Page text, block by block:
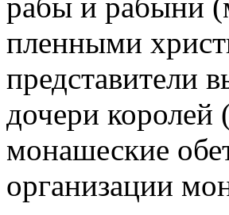
пленными
представители
дочери
монашеские
организации